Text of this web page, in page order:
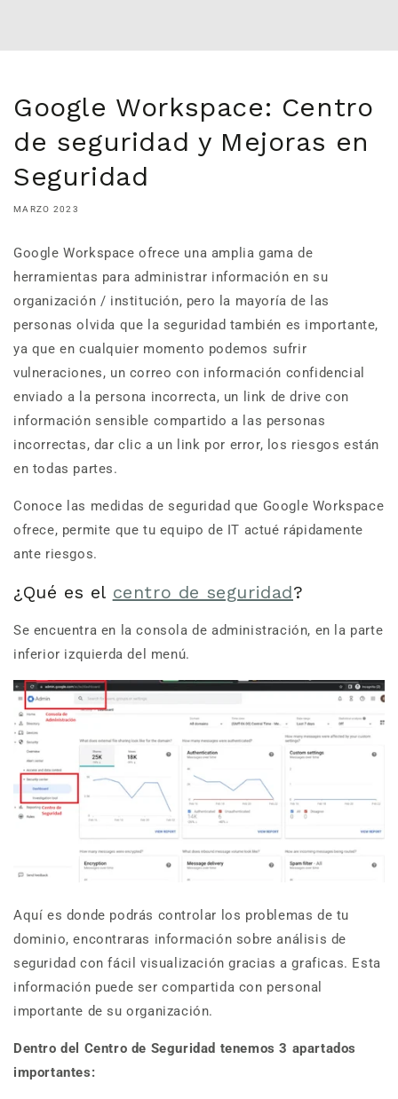
Google Workspace: Centro
de seguridad y Mejoras en
Seguridad
MARZO 2023
Google Workspace ofrece una amplia gama de
herramientas para administrar información en su
organización / institución, pero la mayoría de las
personas olvida que la seguridad también es importante,
ya que en cualquier momento podemos sufrir
vulneraciones, un correo con información confidencial
enviado a la persona incorrecta, un link de drive con
información sensible compartido a las personas
incorrectas, dar clic a un link por error, los riesgos están
en todas partes.
Conoce las medidas de seguridad que Google Workspace
ofrece, permite que tu equipo de IT actué rápidamente
ante riesgos.
¿Qué es el centro de seguridad?
Se encuentra en la consola de administración, en la parte
inferior izquierda del menú.
Aquí es donde podrás controlar los problemas de tu
dominio,encontraras información sobre análisis de
seguridad con fácil visualización gracias a graficas. Esta
información puede ser compartida con personal
importante de su organización.
Dentro del Centro de Seguridad tenemos 3 apartados
importantes: